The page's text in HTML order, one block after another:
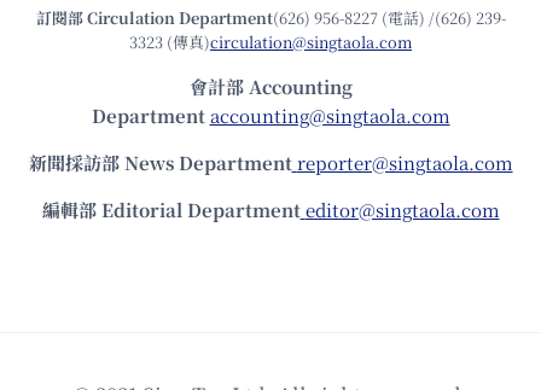
訂閱部 Circulation Department(626) 956-8227 (電話) /(626) 239-
3323 (傳真)circulation@singtaola.com
會計部 Accounting
Department accounting@singtaola.com
新聞採訪部 News Department reporter@singtaola.com
編輯部 Editorial Department editor@singtaola.com